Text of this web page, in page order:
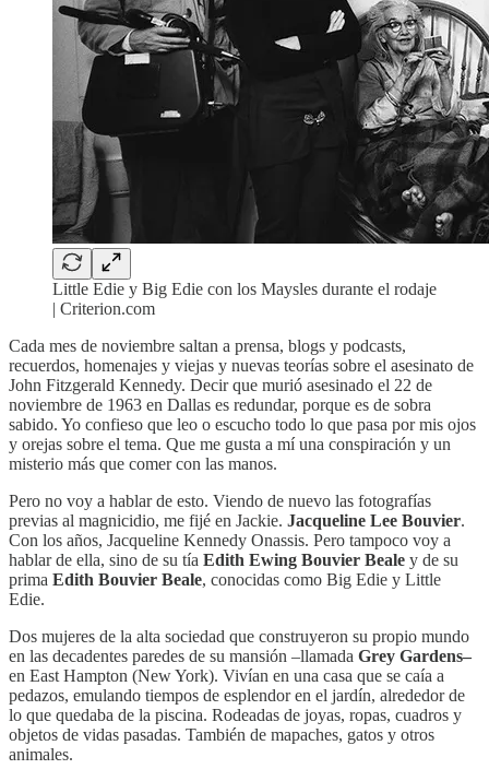
Little Edie y Big Edie con los Maysles durante el rodaje
| Criterion.com
Cada mes de noviembre saltan a prensa, blogs y podcasts,
recuerdos, homenajes y viejas y nuevas teorías sobre el asesinato de
John Fitzgerald Kennedy. Decir que murió asesinado el 22 de
noviembre de 1963 en Dallas es redundar, porque es de sobra
sabido. Yo confieso que leo o escucho todo lo que pasa por mis ojos
y orejas sobre el tema. Que me gusta a mí una conspiración y un
misterio más que comer con las manos.
Pero no voy a hablar de esto. Viendo de nuevo las fotografías
previas al magnicidio, me fijé en Jackie. Jacqueline Lee Bouvier.
Con los años, Jacqueline Kennedy Onassis. Pero tampoco voy a
hablar de ella, sino de su tía Edith Ewing Bouvier Beale y de su
prima Edith Bouvier Beale, conocidas como Big Edie y Little
Edie.
Dos mujeres de la alta sociedad que construyeron su propio mundo
en las decadentes paredes de su mansión –llamada Grey Gardens–
en East Hampton (New York). Vivían en una casa que se caía a
pedazos, emulando tiempos de esplendor en el jardín, alrededor de
lo que quedaba de la piscina. Rodeadas de joyas, ropas, cuadros y
objetos de vidas pasadas. También de mapaches, gatos y otros
animales.